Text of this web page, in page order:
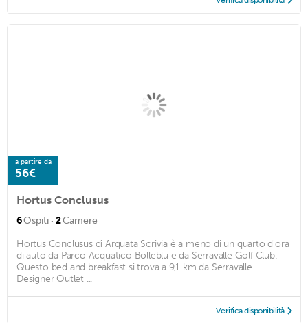
a partire da
56€
Hortus Conclusus
6Ospiti · 2Camere
Hortus Conclusus di Arquata Scrivia è a meno di un quarto d'ora
di auto da Parco Acquatico Bolleblu e da Serravalle Golf Club.
Questo bed and breakfast si trova a 9,1 km da Serravalle
Designer Outlet ...
Verifica disponibilità